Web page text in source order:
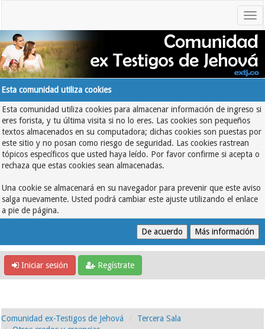
Esta comunidad utiliza cookies
Esta comunidad utiliza cookies para almacenar información de ingreso si
eres forista, y tu última visita si no lo eres. Las cookies son pequeños
textos almacenados en su computadora; dichas cookies son puestas por
este sitio y no posan como riesgo de seguridad. Las cookies rastrean
tópicos específicos que usted haya leído. Por favor confirme si acepta o
rechaza que estas cookies sean almacenadas.
Una cookie se almacenará en su navegador para prevenir que este aviso
salga nuevamente. Usted podrá cambiar este ajuste utilizando el enlace
a pie de página.
Iniciar sesión Regístrate
Comunidad ex-Testigos de Jehová
Tercera Sala